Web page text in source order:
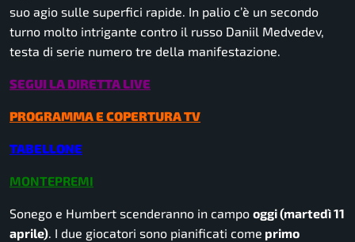
suo agio sulle superfici rapide. In palio c’è un secondo
turno molto intrigante contro il russo Daniil Medvedev,
testa di serie numero tre della manifestazione.
SEGUI LA DIRETTA LIVE
PROGRAMMA E COPERTURA TV
TABELLONE
MONTEPREMI
Sonego e Humbert scenderanno in campo oggi (martedì 11
aprile) . I due giocatori sono pianificati come primo